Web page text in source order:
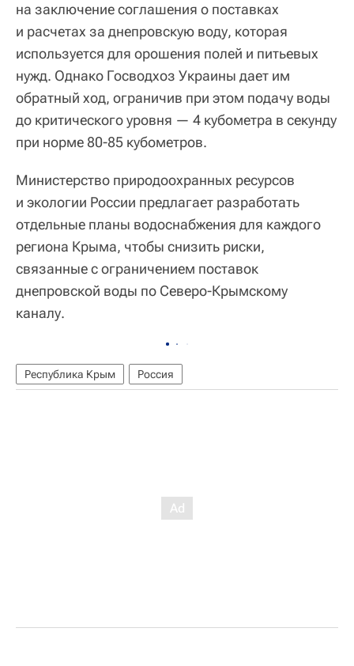
на заключение соглашения о поставках
и расчетах за днепровскую воду, которая
используется для орошения полей и питьевых
нужд. Однако Госводхоз Украины дает им
обратный ход, ограничив при этом подачу воды
до критического уровня — 4 кубометра в секунду
при норме 80-85 кубометров.
Министерство природоохранных ресурсов
и экологии России предлагает разработать
отдельные планы водоснабжения для каждого
региона Крыма, чтобы снизить риски,
связанные с ограничением поставок
днепровской воды по Северо-Крымскому
каналу.
Республика Крым Россия